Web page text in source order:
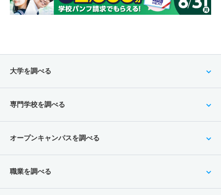
大学を調べる
専門学校を調べる
オープンキャンパスを調べる
職業を調べる